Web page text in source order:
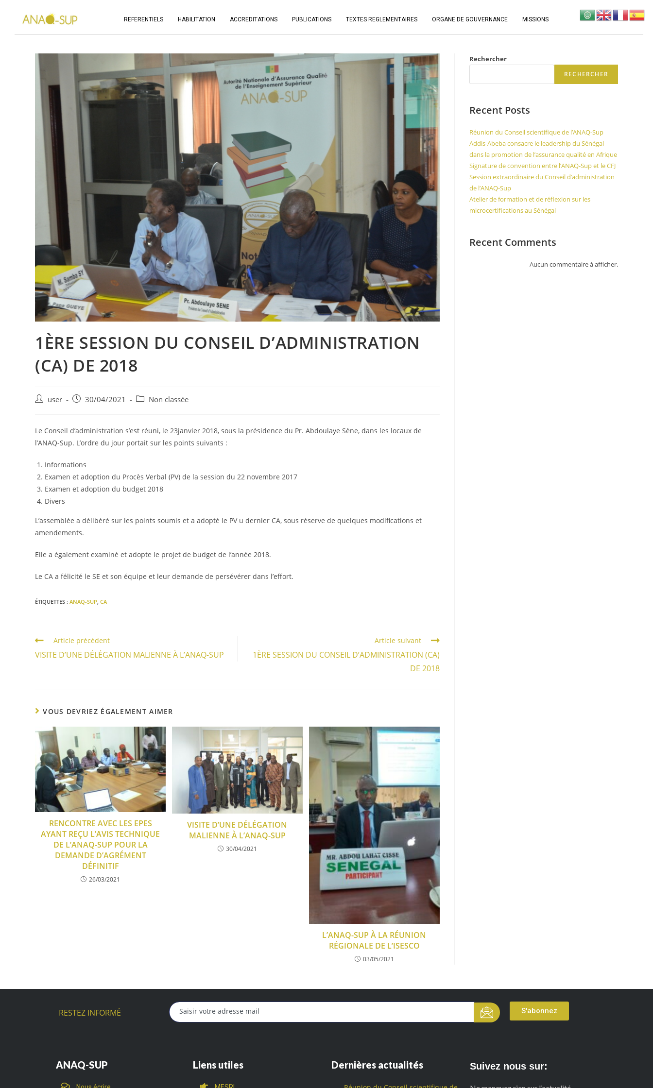
REFERENTIELS HABILITATION ACCREDITATIONS PUBLICATIONS TEXTES REGLEMENTAIRES ORGANE DE GOUVERNANCE MISSIONS
1ÈRE SESSION DU CONSEIL D’ADMINISTRATION
(CA) DE 2018
user 30/04/2021 Non classée
Le Conseil d’administration s’est réuni, le 23janvier 2018, sous la présidence du Pr. Abdoulaye Sène, dans les locaux de
l’ANAQ-Sup. L’ordre du jour portait sur les points suivants :
Informations
Examen et adoption du Procès Verbal (PV) de la session du 22 novembre 2017
Examen et adoption du budget 2018
Divers
L’assemblée a délibéré sur les points soumis et a adopté le PV u dernier CA, sous réserve de quelques modifications et
amendements.
Elle a également examiné et adopte le projet de budget de l’année 2018.
Le CA a félicité le SE et son équipe et leur demande de persévérer dans l’effort.
ÉTIQUETTES : ANAQ-SUP CA
Article précédent
VISITE D’UNE DÉLÉGATION MALIENNE À L’ANAQ-SUP
Article suivant
1ÈRE SESSION DU CONSEIL D’ADMINISTRATION (CA)
DE 2018
VOUS DEVRIEZ ÉGALEMENT AIMER
RENCONTRE AVEC LES EPES
AYANT REÇU L’AVIS TECHNIQUE
DE L’ANAQ-SUP POUR LA
DEMANDE D’AGRÉMENT
DÉFINITIF
26/03/2021
VISITE D’UNE DÉLÉGATION
MALIENNE À L’ANAQ-SUP
30/04/2021
L’ANAQ-SUP À LA RÉUNION
RÉGIONALE DE L’ISESCO
03/05/2021
Rechercher
RECHERCHER
Recent Posts
Réunion du Conseil scientifique de l’ANAQ-Sup
Addis-Abeba consacre le leadership du Sénégal
dans la promotion de l’assurance qualité en Afrique
Signature de convention entre l’ANAQ-Sup et le CFJ
Session extraordinaire du Conseil d’administration
de l’ANAQ-Sup
Atelier de formation et de réflexion sur les
microcertifications au Sénégal
Recent Comments
Aucun commentaire à afficher.
RESTEZ INFORMÉ S'abonnez
ANAQ-SUP Liens utiles Dernières actualités Suivez nous sur: